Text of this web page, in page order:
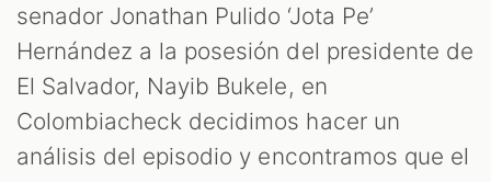
senador Jonathan Pulido ‘Jota Pe’
Hernández a la posesión del presidente de
El Salvador, Nayib Bukele, en
Colombiacheck decidimos hacer un
análisis del episodio y encontramos que el